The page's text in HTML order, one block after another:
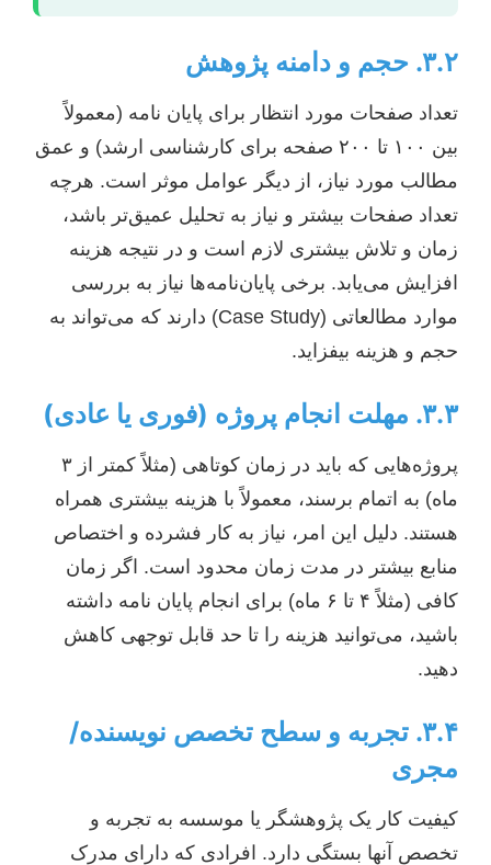
۳.۲. حجم و دامنه پژوهش
تعداد صفحات مورد انتظار برای پایان نامه (معمولاً
بین ۱۰۰ تا ۲۰۰ صفحه برای کارشناسی ارشد) و عمق
مطالب مورد نیاز، از دیگر عوامل موثر است. هرچه
تعداد صفحات بیشتر و نیاز به تحلیل عمیق‌تر باشد،
زمان و تلاش بیشتری لازم است و در نتیجه هزینه
افزایش می‌یابد. برخی پایان‌نامه‌ها نیاز به بررسی
موارد مطالعاتی (Case Study) دارند که می‌تواند به
حجم و هزینه بیفزاید.
۳.۳. مهلت انجام پروژه (فوری یا عادی)
پروژه‌هایی که باید در زمان کوتاهی (مثلاً کمتر از ۳
ماه) به اتمام برسند، معمولاً با هزینه بیشتری همراه
هستند. دلیل این امر، نیاز به کار فشرده و اختصاص
منابع بیشتر در مدت زمان محدود است. اگر زمان
کافی (مثلاً ۴ تا ۶ ماه) برای انجام پایان نامه داشته
باشید، می‌توانید هزینه را تا حد قابل توجهی کاهش
دهید.
۳.۴. تجربه و سطح تخصص نویسنده/
مجری
کیفیت کار یک پژوهشگر یا موسسه به تجربه و
تخصص آنها بستگی دارد. افرادی که دارای مدرک